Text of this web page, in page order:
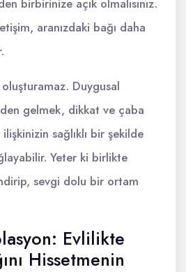
birbirinize açık olmalısınız.
aranızdaki bağı daha
Duygusal
gelmek, dikkat ve çaba
sağlıklı bir şekilde
Yeter ki birlikte
sevgi dolu bir ortam
Evlilikte
Hissetmenin